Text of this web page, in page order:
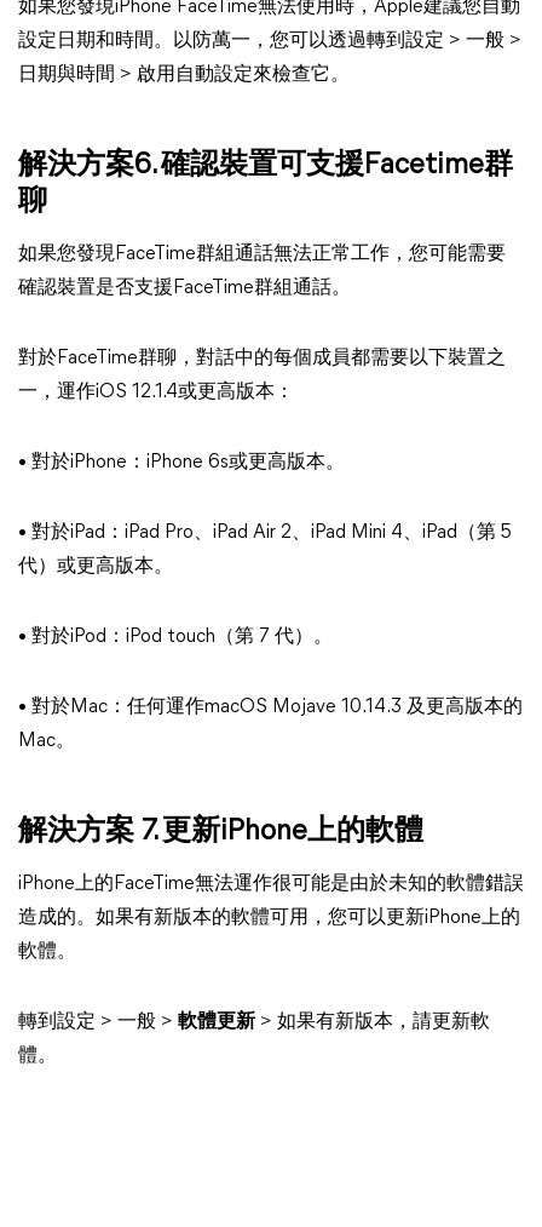
如果您發現iPhone FaceTime無法使用時，Apple建議您自動
設定日期和時間。以防萬一，您可以透過轉到設定 > 一般 >
日期與時間 > 啟用自動設定來檢查它。
解決方案6. 確認裝置可支援Facetime群
聊
如果您發現FaceTime群組通話無法正常工作，您可能需要
確認裝置是否支援FaceTime群組通話。
對於FaceTime群聊，對話中的每個成員都需要以下裝置之
一，運作iOS 12.1.4或更高版本：
• 對於iPhone：iPhone 6s或更高版本。
• 對於iPad：iPad Pro、iPad Air 2、iPad Mini 4、iPad（第 5
代）或更高版本。
• 對於iPod：iPod touch（第 7 代）。
• 對於Mac：任何運作macOS Mojave 10.14.3 及更高版本的
Mac。
解決方案 7. 更新iPhone上的軟體
iPhone上的FaceTime無法運作很可能是由於未知的軟體錯誤
造成的。如果有新版本的軟體可用，您可以更新iPhone上的
軟體。
轉到設定 > 一般 > 軟體更新 > 如果有新版本，請更新軟
體。